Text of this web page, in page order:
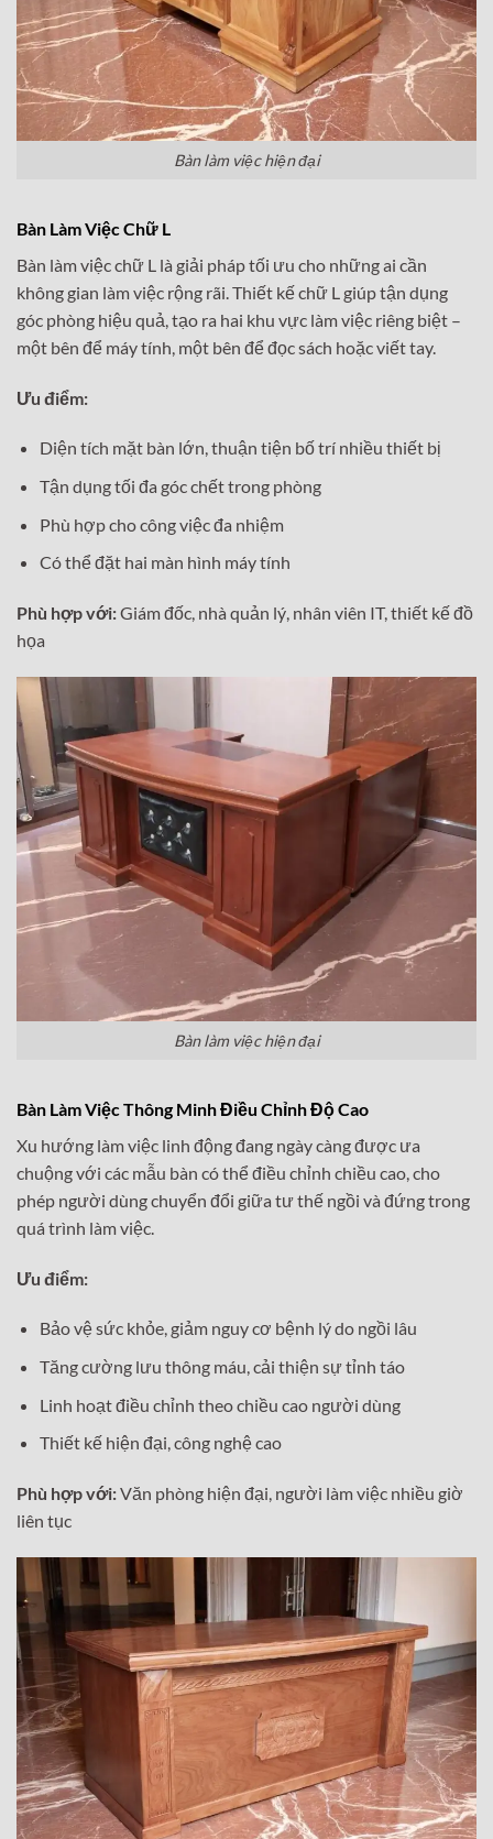
Bàn làm việc hiện đại
Bàn Làm Việc Chữ L
Bàn làm việc chữ L là giải pháp tối ưu cho những ai cần
không gian làm việc rộng rãi. Thiết kế chữ L giúp tận dụng
góc phòng hiệu quả, tạo ra hai khu vực làm việc riêng biệt –
một bên để máy tính, một bên để đọc sách hoặc viết tay.
Ưu điểm:
Diện tích mặt bàn lớn, thuận tiện bố trí nhiều thiết bị
Tận dụng tối đa góc chết trong phòng
Phù hợp cho công việc đa nhiệm
Có thể đặt hai màn hình máy tính
Phù hợp với:Giám đốc, nhà quản lý, nhân viên IT, thiết kế đồ
họa
Bàn làm việc hiện đại
Bàn Làm Việc Thông Minh Điều Chỉnh Độ Cao
Xu hướng làm việc linh động đang ngày càng được ưa
chuộng với các mẫu bàn có thể điều chỉnh chiều cao, cho
phép người dùng chuyển đổi giữa tư thế ngồi và đứng trong
quá trình làm việc.
Ưu điểm:
Bảo vệ sức khỏe, giảm nguy cơ bệnh lý do ngồi lâu
Tăng cường lưu thông máu, cải thiện sự tỉnh táo
Linh hoạt điều chỉnh theo chiều cao người dùng
Thiết kế hiện đại, công nghệ cao
Phù hợp với:Văn phòng hiện đại, người làm việc nhiều giờ
liên tục